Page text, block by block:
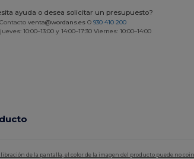
ayuda o desea solicitar un presupuesto?
Contacto venta@wordans.es O 930 410 200
10:00–13:00 y 14:00–17:30 Viernes: 10:00–14:00
de la pantalla, el color de la imagen del producto puede no